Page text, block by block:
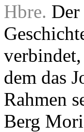
Hbre. Der
dem das
Rahmen
Berg